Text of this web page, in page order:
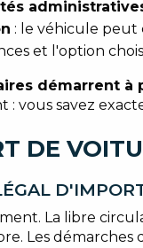
: le véhicule peut
et l'option
démarrent à
: vous savez
DE
La libre
Les démarches